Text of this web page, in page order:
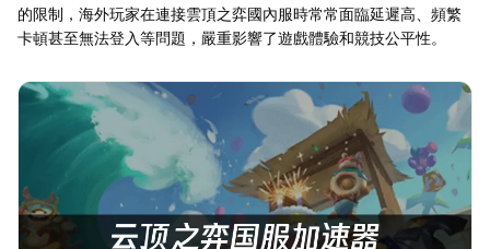
的限制，海外玩家在連接雲頂之弈國內服時常常面臨延遲高、頻繁
卡頓甚至無法登入等問題，嚴重影響了遊戲體驗和競技公平性。